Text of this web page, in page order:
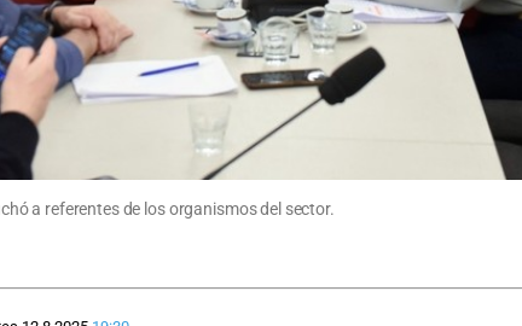
a referentes de los organismos del sector.